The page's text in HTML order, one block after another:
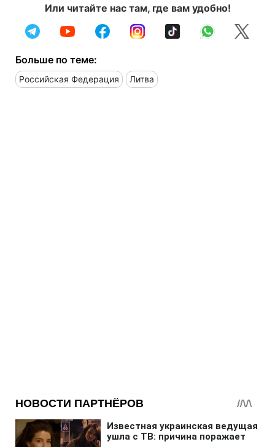
Или читайте нас там, где вам удобно!
Больше по теме:
Российская Федерация Литва